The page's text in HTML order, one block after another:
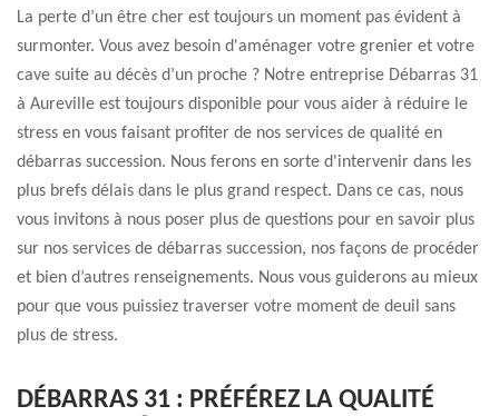
La perte d’un être cher est toujours un moment pas évident à
surmonter. Vous avez besoin d'aménager votre grenier et votre
cave suite au décès d’un proche ? Notre entreprise Débarras 31
à Aureville est toujours disponible pour vous aider à réduire le
stress en vous faisant profiter de nos services de qualité en
débarras succession. Nous ferons en sorte d'intervenir dans les
plus brefs délais dans le plus grand respect. Dans ce cas, nous
vous invitons à nous poser plus de questions pour en savoir plus
sur nos services de débarras succession, nos façons de procéder
et bien d’autres renseignements. Nous vous guiderons au mieux
pour que vous puissiez traverser votre moment de deuil sans
plus de stress.
DÉBARRAS 31 : PRÉFÉREZ LA QUALITÉ